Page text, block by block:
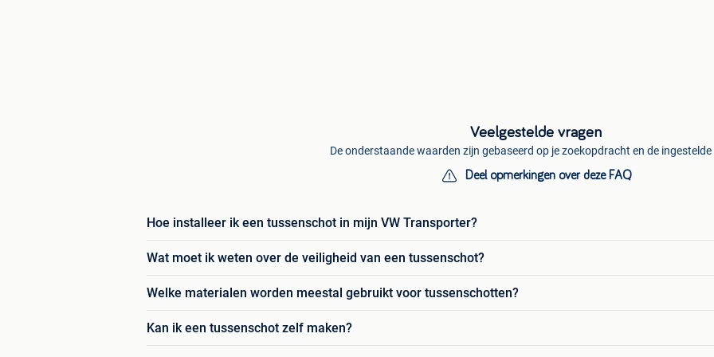
Veelgestelde vragen
De onderstaande waarden zijn gebaseerd op je zoekopdracht en de
Deel opmerkingen over deze FAQ
Hoe installeer ik een tussenschot in mijn VW Transporter?
Wat moet ik weten over de veiligheid van een tussenschot?
Welke materialen worden meestal gebruikt voor tussenschotten?
Kan ik een tussenschot zelf maken?